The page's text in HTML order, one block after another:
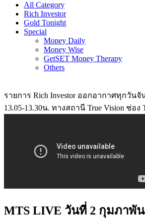
All Category
Rich Investor
Gold Tonight
Special
Money Daily
Money Wise
GetSET Money Therapy
Others
รายการ Rich Investor ออกอากาศทุกวันจั
13.05-13.30น. ทางสถานี True Vision ช่อง
MTS LIVE วันที่ 2 กุมภาพัน